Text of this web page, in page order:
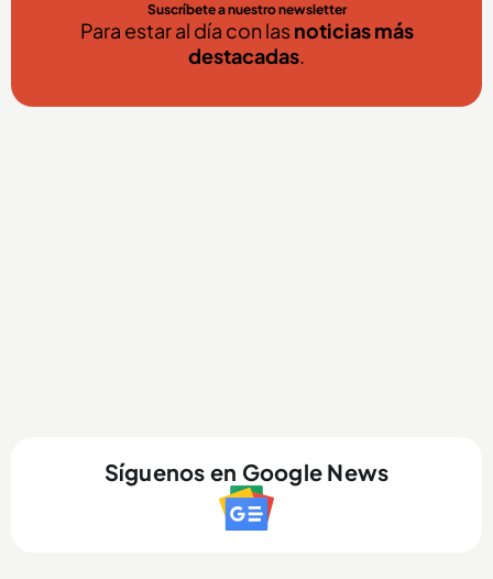
Suscríbete a nuestro newsletter
Para estar al día con lasnoticias más
destacadas.
Síguenos en Google News